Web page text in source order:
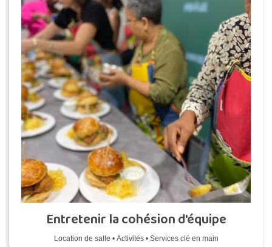
Entretenir la cohésion d'équipe
Location de salle • Activités • Services clé en main